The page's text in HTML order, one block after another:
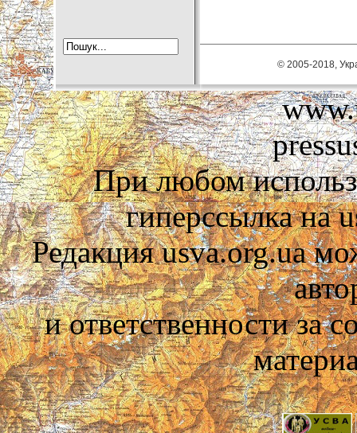
© 2005-2018,
При любом
гиперссылка на
Редакция usva.org.ua
и ответственности за